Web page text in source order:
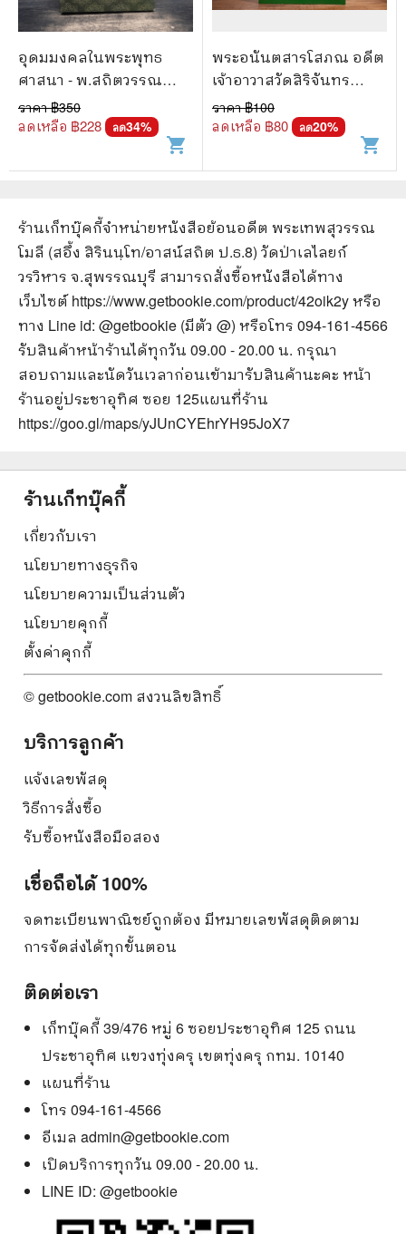
อุดมมงคลในพระพุทธ
ศาสนา - พ.สถิตวรรณ
(พระธรรมวิสุทธิกวี วัด
โสมนัสวิหาร)
ราคา ฿350
ลดเหลือ ฿228 ลด34%
shopping_cart
พระอนันตสารโสภณ อดีต
เจ้าอาวาสวัดสิริจันทร
นิมิตรวรวิหาร (เขาพระ
งาม)
ราคา ฿100
ลดเหลือ ฿80 ลด20%
shopping_cart
ร้านเก็ทบุ๊คกี้จำหน่ายหนังสือย้อนอดีต พระเทพสุวรรณ
โมลี (สอึ้ง สิรินนฺโท/อาสน์สถิต ป.ธ.8) วัดป่าเลไลยก์
วรวิหาร จ.สุพรรณบุรี สามารถสั่งซื้อหนังสือได้ทาง
เว็บไซต์ https://www.getbookie.com/product/42oik2yหรือ
ทาง Line id: @getbookie (มีตัว @) หรือโทร 094-161-4566
รับสินค้าหน้าร้านได้ทุกวัน 09.00 - 20.00 น. กรุณา
สอบถามและนัดวันเวลาก่อนเข้ามารับสินค้านะคะ หน้า
ร้านอยู่ประชาอุทิศ ซอย 125แผนที่ร้าน
https://goo.gl/maps/yJUnCYEhrYH95JoX7
ร้านเก็ทบุ๊คกี้
เกี่ยวกับเรา
นโยบายทางธุรกิจ
นโยบายความเป็นส่วนตัว
นโยบายคุกกี้
ตั้งค่าคุกกี้
© getbookie.com สงวนลิขสิทธิ์
บริการลูกค้า
แจ้งเลขพัสดุ
วิธีการสั่งซื้อ
รับซื้อหนังสือมือสอง
เชื่อถือได้ 100%
จดทะเบียนพาณิชย์ถูกต้อง มีหมายเลขพัสดุติดตาม
การจัดส่งได้ทุกขั้นตอน
ติดต่อเรา
เก็ทบุ๊คกี้ 39/476 หมู่ 6 ซอยประชาอุทิศ 125 ถนน
ประชาอุทิศ แขวงทุ่งครุ เขตทุ่งครุ กทม. 10140
แผนที่ร้าน
โทร 094-161-4566
อีเมล admin@getbookie.com
เปิดบริการทุกวัน 09.00 - 20.00 น.
LINE ID: @getbookie